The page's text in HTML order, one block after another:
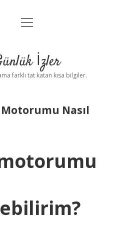
Anasayfa
Yasal Uyarı
menüyü
İzler
farklı tat katan kısa bilgiler.
Nasıl